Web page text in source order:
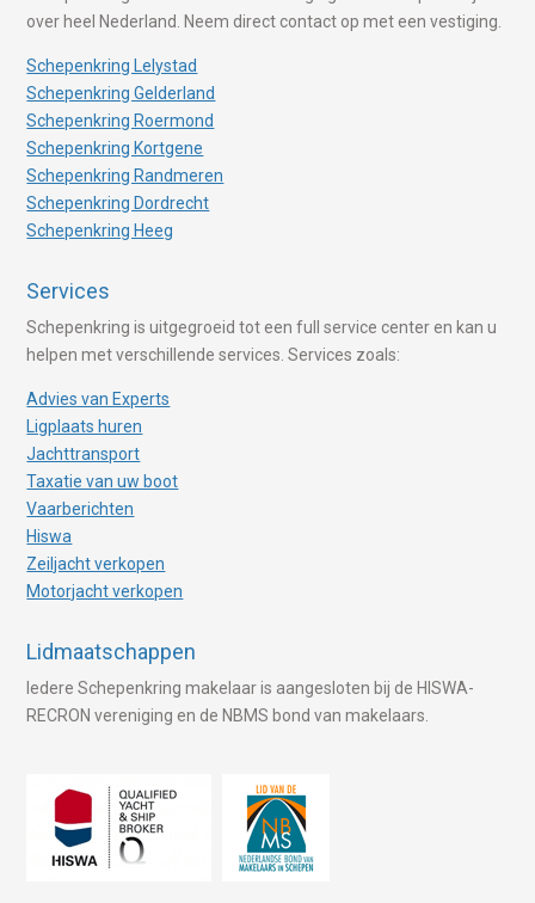
over heel Nederland. Neem direct contact op met een vestiging.
Schepenkring Lelystad
Schepenkring Gelderland
Schepenkring Roermond
Schepenkring Kortgene
Schepenkring Randmeren
Schepenkring Dordrecht
Schepenkring Heeg
Services
Schepenkring is uitgegroeid tot een full service center en kan u
helpen met verschillende services. Services zoals:
Advies van Experts
Ligplaats huren
Jachttransport
Taxatie van uw boot
Vaarberichten
Hiswa
Zeiljacht verkopen
Motorjacht verkopen
Lidmaatschappen
Iedere Schepenkring makelaar is aangesloten bij de HISWA-
RECRON vereniging en de NBMS bond van makelaars.